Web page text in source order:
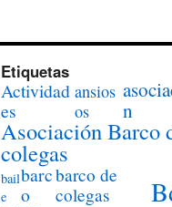
Etiquetas
Actividad
es
ansios
os
n
Asociación Barco
colegas
bail
e
barc
o
barco de
colegas